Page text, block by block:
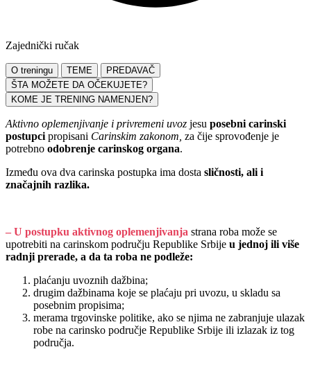
Zajednički ručak
O treningu TEME
PREDAVAČ
ŠTA MOŽETE DA OČEKUJETE?
KOME JE TRENING NAMENJEN?
Aktivno oplemenjivanje i privremeni uvoz jesu posebni carinski
postupci propisani Carinskim zakonom, za čije sprovođenje je
potrebno odobrenje carinskog organa.
Između ova dva carinska postupka ima dosta sličnosti, ali i
značajnih razlika.
– U postupku aktivnog oplemenjivanja strana roba može se
upotrebiti na carinskom području Republike Srbije u jednoj ili više
radnji prerade, a da ta roba ne podleže:
plaćanju uvoznih dažbina;
drugim dažbinama koje se plaćaju pri uvozu, u skladu sa
posebnim propisima;
merama trgovinske politike, ako se njima ne zabranjuje ulazak
robe na carinsko područje Republike Srbije ili izlazak iz tog
područja.